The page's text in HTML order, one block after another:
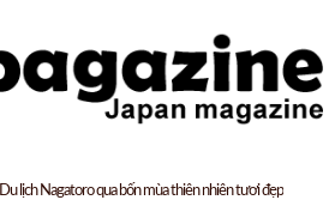
Du lịch Nagatoro qua bốn mùa thiên nhiên tươi đẹp